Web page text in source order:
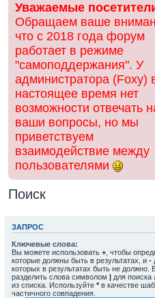
Уважаемые
Обращаем ваше
что с 2018 года форум
работает в режиме
"самоподдержания". У
администратора (Foxy)
настоящее время нет
возможности отвечать
ваши вопросы, но мы
приветствуем
взаимодействие между
пользователями
Поиск
ЗАПРОС
Ключевые слова:
Вы можете использовать + , чтобы
которые должны быть в результатах, и -
которых в результатах быть не должно.
разделить слова символом | для поиска
из списка. Используйте * в качестве
частичного совпадения.